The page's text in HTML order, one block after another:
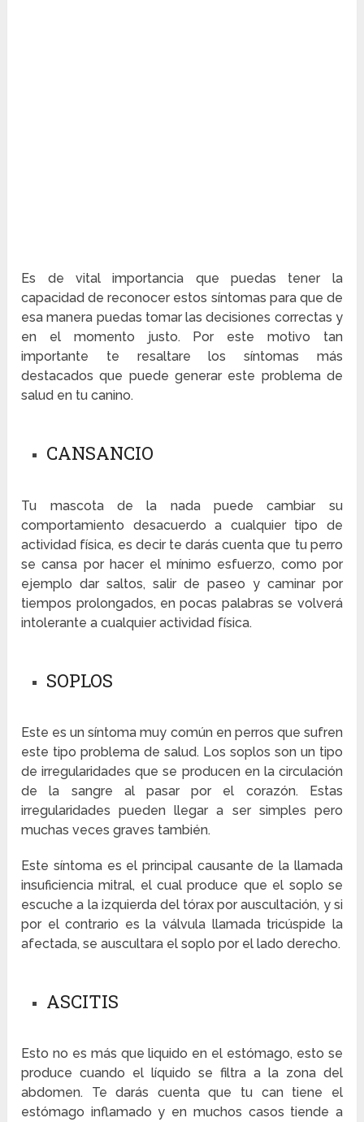
Es de vital importancia que puedas tener la
capacidad de reconocer estos síntomas para que de
esa manera puedas tomar las decisiones correctas y
en el momento justo. Por este motivo tan
importante te resaltare los síntomas más
destacados que puede generar este problema de
salud en tu canino.
CANSANCIO
Tu mascota de la nada puede cambiar su
comportamiento desacuerdo a cualquier tipo de
actividad física, es decir te darás cuenta que tu perro
se cansa por hacer el mínimo esfuerzo, como por
ejemplo dar saltos, salir de paseo y caminar por
tiempos prolongados, en pocas palabras se volverá
intolerante a cualquier actividad física.
SOPLOS
Este es un síntoma muy común en perros que sufren
este tipo problema de salud. Los soplos son un tipo
de irregularidades que se producen en la circulación
de la sangre al pasar por el corazón. Estas
irregularidades pueden llegar a ser simples pero
muchas veces graves también.
Este síntoma es el principal causante de la llamada
insuficiencia mitral, el cual produce que el soplo se
escuche a la izquierda del tórax por auscultación, y si
por el contrario es la válvula llamada tricúspide la
afectada, se auscultara el soplo por el lado derecho.
ASCITIS
Esto no es más que liquido en el estómago, esto se
produce cuando el líquido se filtra a la zona del
abdomen. Te darás cuenta que tu can tiene el
estómago inflamado y en muchos casos tiende a